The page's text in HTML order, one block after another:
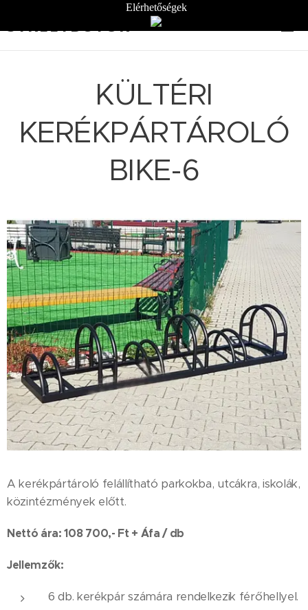
STREETBÚTOR
KÜLTÉRI
KERÉKPÁRTÁROLÓ
BIKE-6
A kerékpártároló felállítható parkokba, utcákra, iskolák,
közintézmények előtt.
Nettó ára: 108 700,- Ft + Áfa / db
Jellemzők:
6 db. kerékpár számára rendelkezik férőhellyel.
Elérhetőségek